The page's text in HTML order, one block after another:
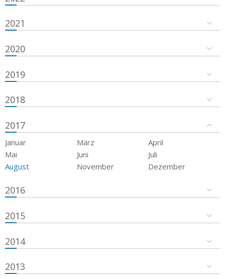
2021
2020
2019
2018
2017
Januar März
April
Mai
Juni
Juli
August
November Dezember
2016
2015
2014
2013